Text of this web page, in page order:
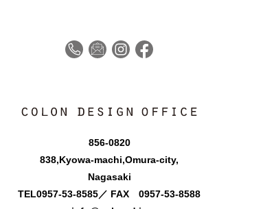
856-0820
838,Kyowa-machi,Omura-city,
Nagasaki
TEL0957-53-8585／ FAX 0957-53-8588